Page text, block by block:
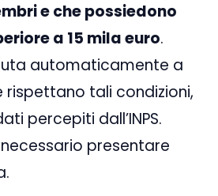
e che possiedono
a 15 mila euro.
automaticamente a
tali condizioni,
percepiti dall’INPS.
presentare